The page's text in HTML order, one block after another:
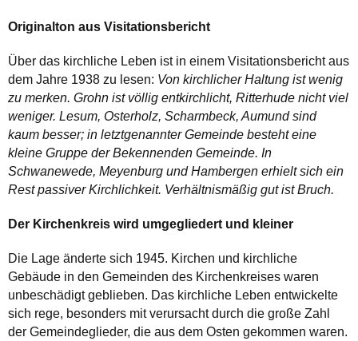
Originalton aus Visitationsbericht
Über das kirchliche Leben ist in einem Visitationsbericht aus
dem Jahre 1938 zu lesen: Von kirchlicher Haltung ist wenig
zu merken. Grohn ist völlig entkirchlicht, Ritterhude nicht viel
weniger. Lesum, Osterholz, Scharmbeck, Aumund sind
kaum besser; in letztgenannter Gemeinde besteht eine
kleine Gruppe der Bekennenden Gemeinde. In
Schwanewede, Meyenburg und Hambergen erhielt sich ein
Rest passiver Kirchlichkeit. Verhältnismäßig gut ist Bruch.
Der Kirchenkreis wird umgegliedert und kleiner
Die Lage änderte sich 1945. Kirchen und kirchliche
Gebäude in den Gemeinden des Kirchenkreises waren
unbeschädigt geblieben. Das kirchliche Leben entwickelte
sich rege, besonders mit verursacht durch die große Zahl
der Gemeindeglieder, die aus dem Osten gekommen waren.